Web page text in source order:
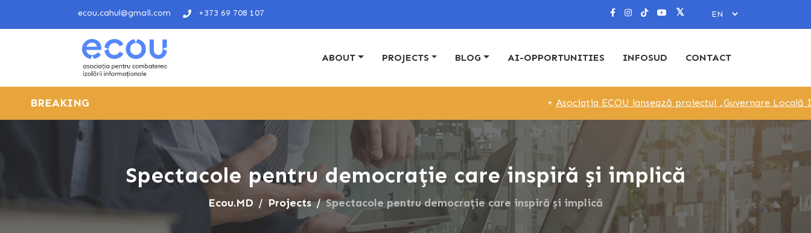
ecou.cahul@gmail.com +373 69 708 107
ABOUT PROJECTS BLOG AI-OPPORTUNITIES INFOSUD CONTACT
BREAKING Asociația ECOU lansează proiectul „Guvernare Locală
Spectacole pentru democrație care inspiră și implică
Ecou.MD Projects Spectacole pentru democrație care inspiră și implică